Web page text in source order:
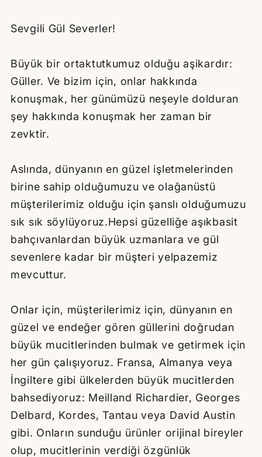
Sevgili Gül Severler!
Büyük bir ortaktutkumuz olduğu aşikardır:
Güller. Ve bizim için, onlar hakkında
konuşmak, her günümüzü neşeyle dolduran
şey hakkında konuşmak her zaman bir
zevktir.
Aslında, dünyanın en güzel işletmelerinden
birine sahip olduğumuzu ve olağanüstü
müşterilerimiz olduğu için şanslı olduğumuzu
sık sık söylüyoruz.Hepsi güzelliğe aşıkbasit
bahçıvanlardan büyük uzmanlara ve gül
sevenlere kadar bir müşteri yelpazemiz
mevcuttur.
Onlar için, müşterilerimiz için, dünyanın en
güzel ve endeğer gören güllerini doğrudan
büyük mucitlerinden bulmak ve getirmek için
her gün çalışıyoruz. Fransa, Almanya veya
İngiltere gibi ülkelerden büyük mucitlerden
bahsediyoruz: Meilland Richardier, Georges
Delbard, Kordes, Tantau veya David Austin
gibi. Onların sunduğu ürünler orijinal bireyler
olup, mucitlerinin verdiği özgünlük